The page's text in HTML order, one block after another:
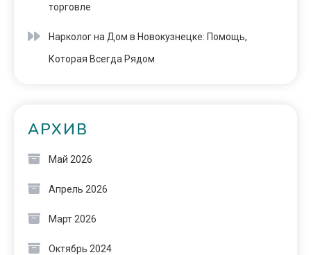
торговле
Нарколог на Дом в Новокузнецке: Помощь,
Которая Всегда Рядом
АРХИВ
Май 2026
Апрель 2026
Март 2026
Октябрь 2024